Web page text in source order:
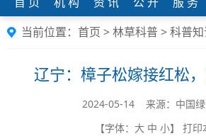
当前位置： 首页 >林草科普>科普
辽宁：樟子松嫁接红松
2024-05-14 来源：中国绿
【字体： 大 中 小】 打印